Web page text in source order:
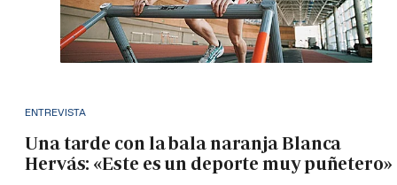
ENTREVISTA
Una tarde con la bala naranja Blanca
Hervás: «Este es un deporte muy puñetero»